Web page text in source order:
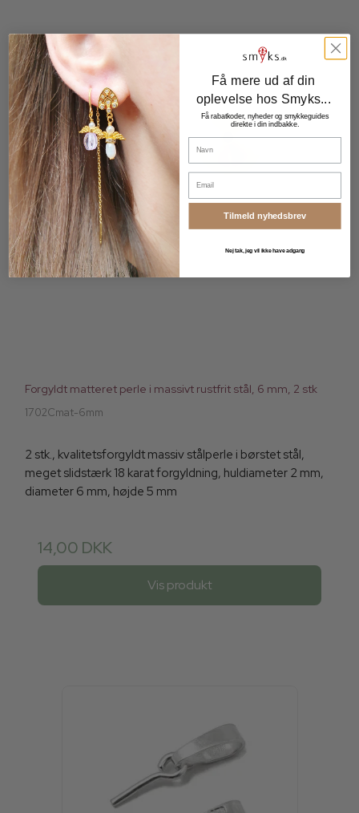
Forgyldt matteret perle i massivt rustfrit stål, 6 mm, 2 stk
1702Cmat-6mm
2 stk., kvalitetsforgyldt massiv stålperle i børstet stål,
meget slidstærk 18 karat forgyldning, huldiameter 2 mm,
diameter 6 mm, højde 5 mm
14,00 DKK
Vis produkt
Få mere ud af din
oplevelse hos Smyks...
Få rabatkoder, nyheder og smykkeguides
direkte i din indbakke.
Tilmeld nyhedsbrev
Nej tak, jeg vil ikke have adgang